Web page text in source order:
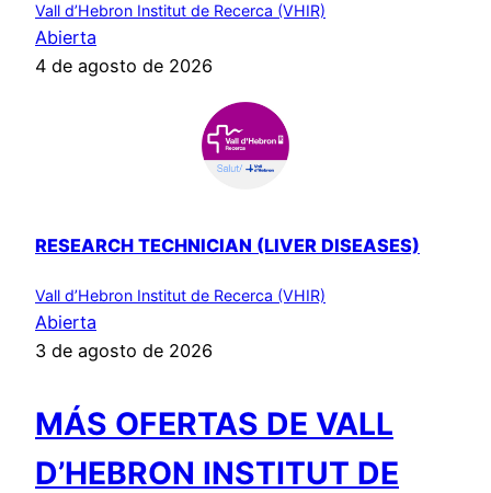
Vall d’Hebron Institut de Recerca (VHIR)
Abierta
4 de agosto de 2026
RESEARCH TECHNICIAN (LIVER DISEASES)
Vall d’Hebron Institut de Recerca (VHIR)
Abierta
3 de agosto de 2026
MÁS OFERTAS DE VALL
D’HEBRON INSTITUT DE